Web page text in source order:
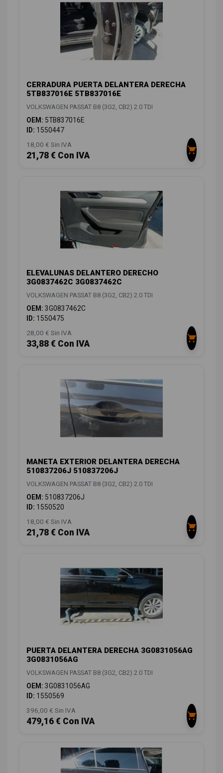
CERRADURA PUERTA DELANTERA DERECHA
5TB837016E 5TB837016E
VOLKSWAGEN PASSAT B8 (3G2, CB2) 2.0 TDI
OEM: 5TB837016E
ID: 1550447
18,00 € Sin IVA
21,78 € Con IVA
ELEVALUNAS DELANTERO DERECHO
3G0837462C 3G0837462C
VOLKSWAGEN PASSAT B8 (3G2, CB2) 2.0 TDI
OEM: 3G0837462C
ID: 1550475
28,00 € Sin IVA
33,88 € Con IVA
MANETA EXTERIOR DELANTERA DERECHA
510837206J 510837206J
VOLKSWAGEN PASSAT B8 (3G2, CB2) 2.0 TDI
OEM: 510837206J
ID: 1550520
18,00 € Sin IVA
21,78 € Con IVA
PUERTA DELANTERA DERECHA 3G0831056AG
3G0831056AG
VOLKSWAGEN PASSAT B8 (3G2, CB2) 2.0 TDI
OEM: 3G0831056AG
ID: 1550569
396,00 € Sin IVA
479,16 € Con IVA